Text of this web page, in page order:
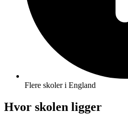
Flere skoler i England
Hvor skolen ligger